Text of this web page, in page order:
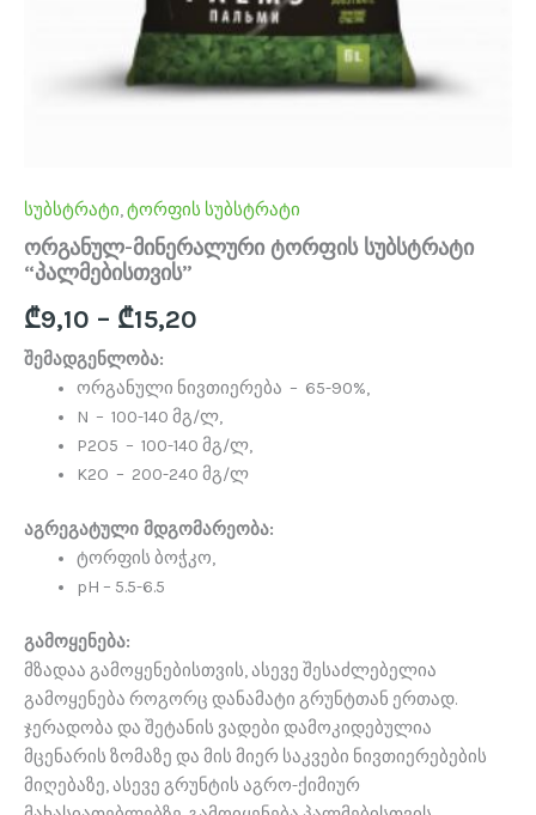
სუბსტრატი,ტორფის სუბსტრატი
ორგანულ-მინერალური ტორფის სუბსტრატი
“პალმებისთვის”
₾9,10 – ₾15,20
შემადგენლობა:
ორგანული ნივთიერება – 65-90%,
N – 100-140 მგ/ლ,
P2O5 – 100-140 მგ/ლ,
K2O – 200-240 მგ/ლ
აგრეგატული მდგომარეობა:
ტორფის ბოჭკო,
pH – 5.5-6.5
გამოყენება:
მზადაა გამოყენებისთვის, ასევე შესაძლებელია
გამოყენება როგორც დანამატი გრუნტთან ერთად.
ჯერადობა და შეტანის ვადები დამოკიდებულია
მცენარის ზომაზე და მის მიერ საკვები ნივთიერებების
მიღებაზე, ასევე გრუნტის აგრო-ქიმიურ